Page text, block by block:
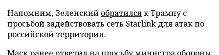
Напомним, Зеленский обратилсяк Трампу с
просьбой задействовать сеть Starlink для атак по
российской территории.